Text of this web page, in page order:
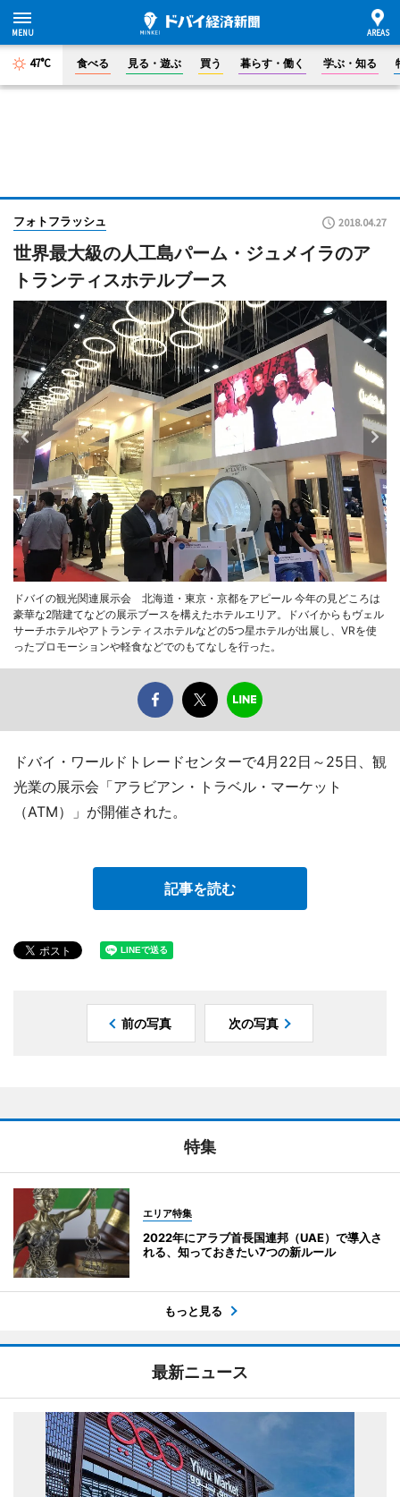
47°C 食べる 見る・遊ぶ 買う 暮らす・働く 学ぶ・知る
フォトフラッシュ 2018.04.27
世界最大級の人工島パーム・ジュメイラのア
トランティスホテルブース
ドバイの観光関連展示会 北海道・東京・京都をアピール 今年の見どころは
豪華な2階建てなどの展示ブースを構えたホテルエリア。ドバイからもヴェル
サーチホテルやアトランティスホテルなどの5つ星ホテルが出展し、VRを使
ったプロモーションや軽食などでのもてなしを行った。
ドバイ・ワールドトレードセンターで4月22日～25日、観
光業の展示会「アラビアン・トラベル・マーケット
（ATM）」が開催された。
記事を読む
前の写真 次の写真
特集
エリア特集
2022年にアラブ首長国連邦（UAE）で導入さ
れる、知っておきたい7つの新ルール
もっと見る
最新ニュース